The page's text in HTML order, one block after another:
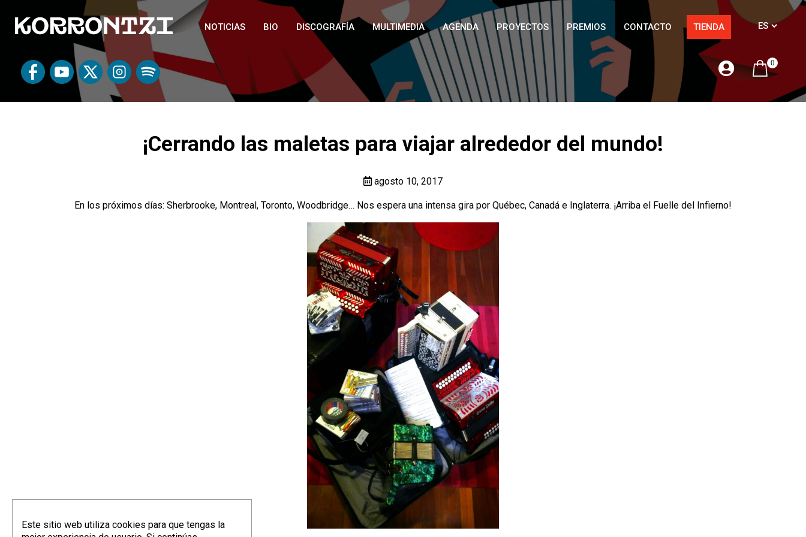
NOTICIAS BIO DISCOGRAFÍA MULTIMEDIA AGENDA PROYECTOS PREMIOS CONTACTO TIENDA
0
¡Cerrando las maletas para viajar alrededor del mundo!
agosto 10, 2017
En los próximos días: Sherbrooke, Montreal, Toronto, Woodbridge… Nos espera una intensa gira por Québec, Canadá e Inglaterra. ¡Arriba el Fuelle del Infierno!
Este sitio web utiliza cookies para que tengas la